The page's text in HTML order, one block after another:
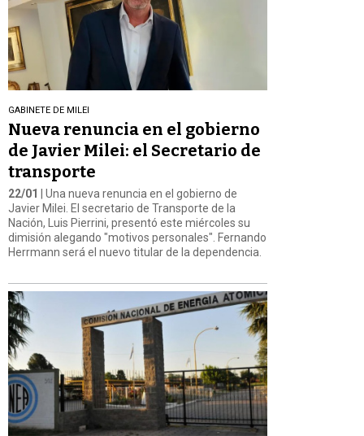
GABINETE DE MILEI
Nueva renuncia en el gobierno
de Javier Milei: el Secretario de
transporte
22/01
| Una nueva renuncia en el gobierno de
Javier Milei. El secretario de Transporte de la
Nación, Luis Pierrini, presentó este miércoles su
dimisión alegando "motivos personales". Fernando
Herrmann será el nuevo titular de la dependencia.